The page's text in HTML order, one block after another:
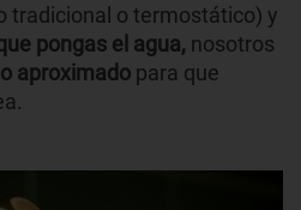
tradicional o termostático) y
pongas el agua, nosotros
aproximado para que